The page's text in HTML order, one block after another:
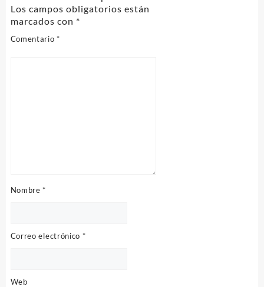
Los campos obligatorios están
marcados con *
Comentario*
Nombre*
Correo electrónico *
Web